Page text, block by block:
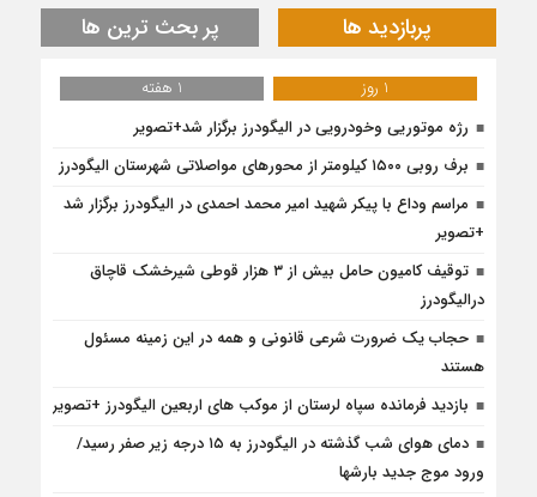
پربازدید ها پر بحث ترین ها
1 روز
1 هفته
رژه موتوریی وخودرویی در الیگودرز برگزار شد+تصویر
برف روبی ۱۵۰۰ کیلومتر از محور‌های مواصلاتی شهرستان الیگودرز
مراسم وداع با پیکر شهید امیر محمد احمدی در الیگودرز برگزار شد
+تصویر
توقیف کامیون حامل بیش از ۳ هزار قوطی شیرخشک قاچاق
درالیگودرز
حجاب یک ضرورت شرعی قانونی و همه در این زمینه مسئول
هستند
بازدید فرمانده سپاه لرستان از موکب های اربعین الیگودرز +تصویر
دمای هوای شب گذشته در الیگودرز به ۱۵ درجه زیر صفر رسید/
ورود موج جدید بارشها